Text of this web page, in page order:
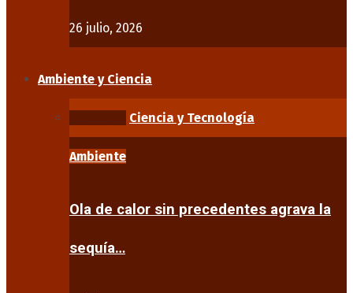
26 julio, 2026
Ambiente y Ciencia
Ciencia y Tecnología
Ambiente
Ola de calor sin precedentes agrava la
sequía…